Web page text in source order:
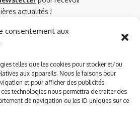
consentement aux
telles que les cookies pour stocker et/ou
aux appareils. Nous le faisons pour
et pour afficher des publicités
technologies nous permettra de traiter des
de navigation ou les ID uniques sur ce
actualités !